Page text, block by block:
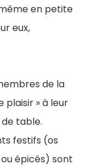
en petite
eux,
de la
plaisir » à leur
table.
festifs (os
épicés) sont